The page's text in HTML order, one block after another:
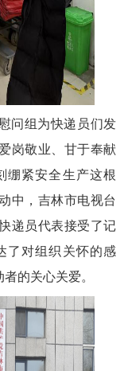
问组为快递员们发
岗敬业、甘于奉献
绷紧安全生产这根
中，吉林市电视台
递员代表接受了记
了对组织关怀的感
的关心关爱。